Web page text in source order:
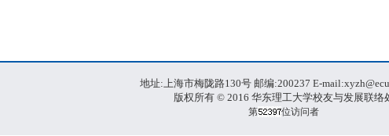
地址:上海市梅陇路130号 邮编:200237 E-
版权所有 © 2016 华东理工大学校友与发展联络
第 位访问者